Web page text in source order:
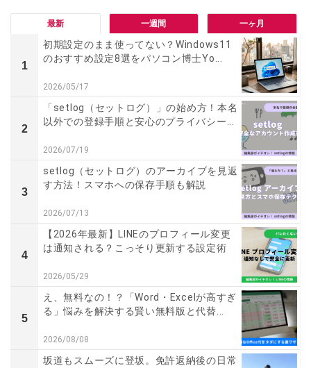
最新 一週間 一ヶ月
1
初期設定のまま使ってない？Windows11
のおすすめ設定8選をパソコン博士Yo...
2026/05/17
2
「setlog（セットログ）」の始め方！本名
以外での登録手順と安心のプライバシー...
2026/07/19
3
setlog（セットログ）のアーカイブを見返
す方法！スマホへの保存手順も解説
2026/07/13
4
【2026年最新】LINEのプロフィール変更
は通知される？こっそり更新する設定術
2026/05/29
5
え、無料なの！？「Word・Excelが高すぎ
る」悩みを解決する賢い無料版と代替...
2026/08/08
坂道もスムーズに登坂。免許返納後の日常